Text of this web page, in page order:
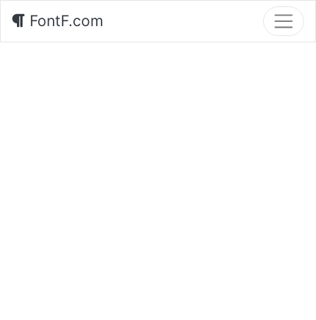
FontF.com